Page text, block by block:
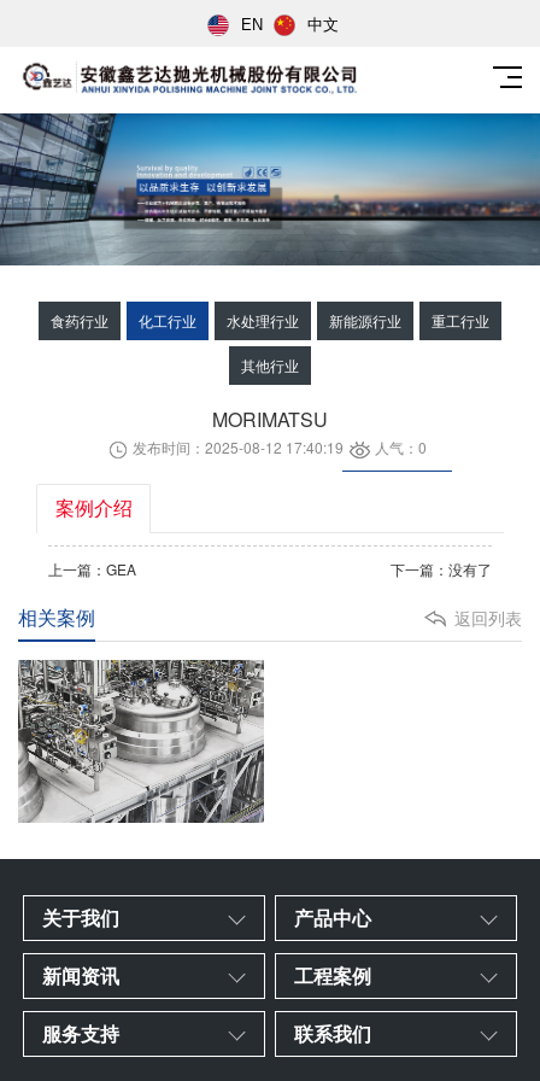
EN 中文
食药行业 化工行业 水处理行业 新能源行业 重工行业
其他行业
MORIMATSU
发布时间：2025-08-12 17:40:19 人气：0
案例介绍
上一篇：GEA 下一篇：没有了
返回列表
相关案例
关于我们 产品中心
新闻资讯 工程案例
服务支持 联系我们